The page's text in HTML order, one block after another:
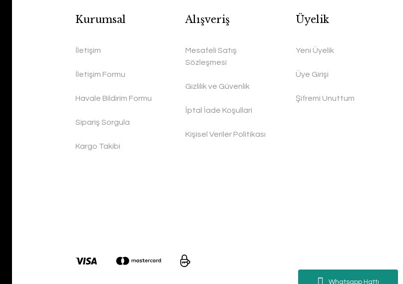
Whatsapp Hattı
Kurumsal
İletişim
İletişim Formu
Havale Bildirim Formu
Sipariş Sorgula
Kargo Takibi
Alışveriş
Mesafeli Satış
Sözleşmesi
Gizlilik ve Güvenlik
İptal İade Koşullari
Kişisel Veriler Politikası
Üyelik
Yeni Üyelik
Üye Girişi
Şifremi Unuttum